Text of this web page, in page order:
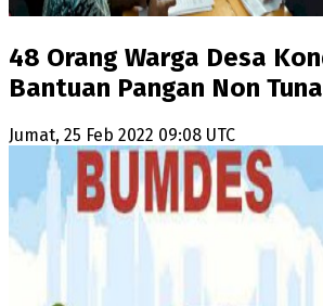
48 Orang Warga Desa
Bantuan Pangan Non
Jumat, 25 Feb 2022 09:08 UTC